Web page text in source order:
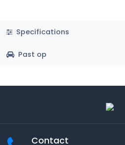
Specifications
Past op
Contact